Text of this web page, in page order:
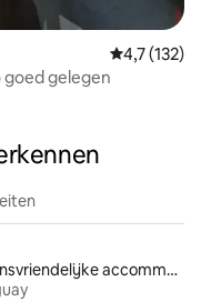
Gemiddelde
4,7 (132)
gelegen
Gezinsvriendelijke accommodaties